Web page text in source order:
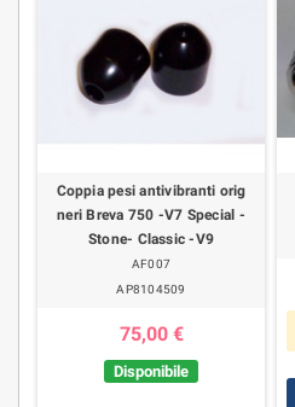
Coppia pesi antivibranti orig
neri Breva 750 -V7 Special -
Stone- Classic -V9
AF007
AP8104509
75,00 €
Disponibile